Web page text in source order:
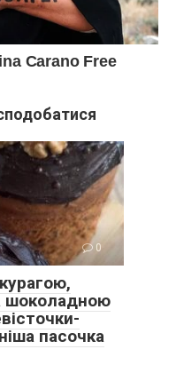
0
шоколадною
пасочка